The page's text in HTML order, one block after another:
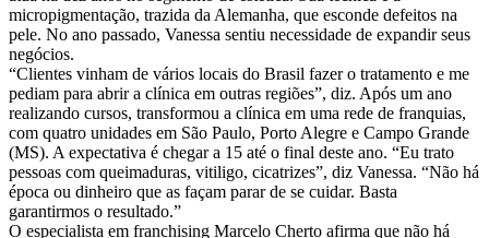
micropigmentação, trazida da Alemanha, que esconde defeitos na
pele. No ano passado, Vanessa sentiu necessidade de expandir seus
negócios.
“Clientes vinham de vários locais do Brasil fazer o tratamento e me
pediam para abrir a clínica em outras regiões”, diz. Após um ano
realizando cursos, transformou a clínica em uma rede de franquias,
com quatro unidades em São Paulo, Porto Alegre e Campo Grande
(MS). A expectativa é chegar a 15 até o final deste ano. “Eu trato
pessoas com queimaduras, vitiligo, cicatrizes”, diz Vanessa. “Não há
época ou dinheiro que as façam parar de se cuidar. Basta
garantirmos o resultado.”
O especialista em franchising Marcelo Cherto afirma que não há